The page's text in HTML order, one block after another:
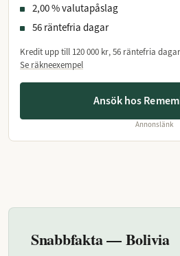
2,00 % valutapåslag
56 räntefria dagar
Kredit upp till 120 000 kr, 56 räntefria
Se räkneexempel
Ansök hos
Annonslänk
Snabbfakta — Bolivia